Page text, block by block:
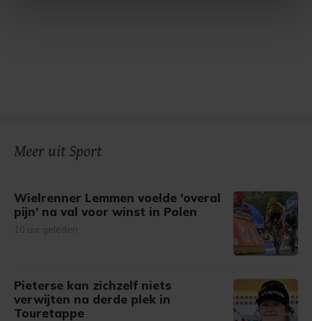
Meer uit Sport
Wielrenner Lemmen voelde 'overal
pijn' na val voor winst in Polen
10 uur geleden
Pieterse kan zichzelf niets
verwijten na derde plek in
Touretappe